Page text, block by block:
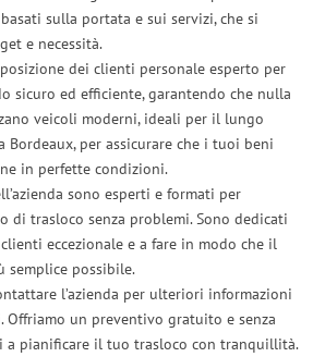
sulla portata e sui servizi, che si
e necessità.
dei clienti personale esperto per
sicuro ed efficiente, garantendo che nulla
veicoli moderni, ideali per il lungo
Bordeaux, per assicurare che i tuoi beni
in perfette condizioni.
sono esperti e formati per
di trasloco senza problemi. Sono dedicati
eccezionale e a fare in modo che il
semplice possibile.
l’azienda per ulteriori informazioni
Offriamo un preventivo gratuito e senza
a pianificare il tuo trasloco con tranquillità.